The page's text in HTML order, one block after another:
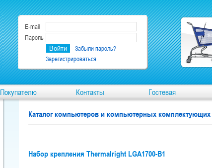
E-mail
Пароль
Забыли пароль?
Зарегистрироваться
Покупателю Контакты Гостевая
Каталог компьютеров и компьютерных комплектующих
Набор крепления Thermalright LGA1700-B1